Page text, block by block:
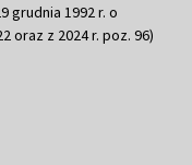
grudnia 1992 r. o
oraz z 2024 r. poz. 96)